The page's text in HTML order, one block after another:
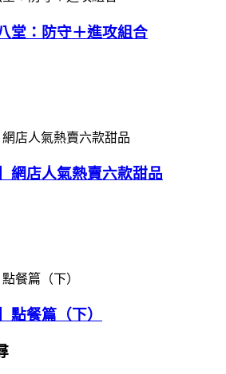
堂：防守＋進攻組合
網店人氣熱賣六款甜品
點餐篇（下）